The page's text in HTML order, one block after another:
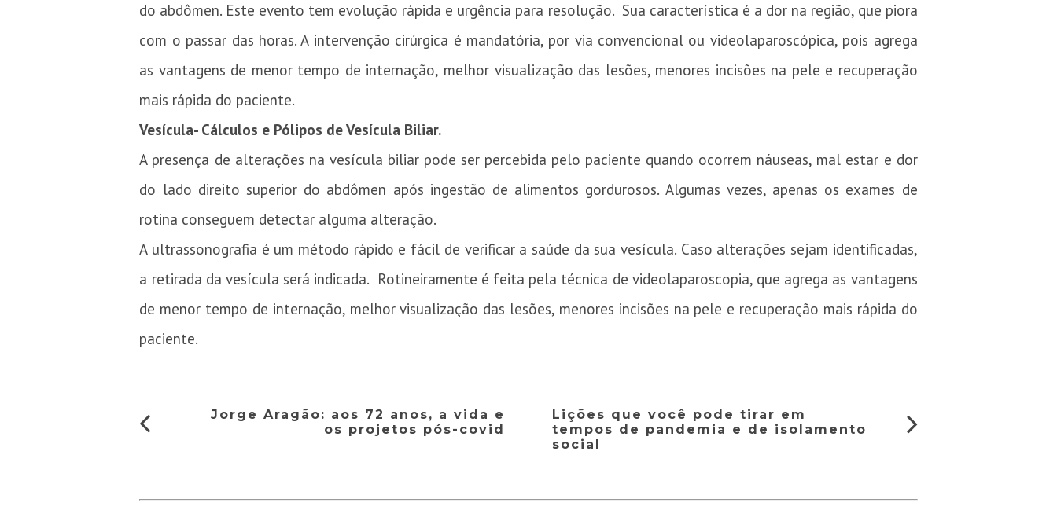
do abdômen. Este evento tem evolução rápida e urgência para resolução. Sua característica é a dor na região, que piora
com o passar das horas. A intervenção cirúrgica é mandatória, por via convencional ou videolaparoscópica, pois agrega
as vantagens de menor tempo de internação, melhor visualização das lesões, menores incisões na pele e recuperação
mais rápida do paciente.
Vesícula- Cálculos e Pólipos de Vesícula Biliar.
A presença de alterações na vesícula biliar pode ser percebida pelo paciente quando ocorrem náuseas, mal estar e dor
do lado direito superior do abdômen após ingestão de alimentos gordurosos. Algumas vezes, apenas os exames de
rotina conseguem detectar alguma alteração.
A ultrassonografia é um método rápido e fácil de verificar a saúde da sua vesícula. Caso alterações sejam identificadas,
a retirada da vesícula será indicada. Rotineiramente é feita pela técnica de videolaparoscopia, que agrega as vantagens
de menor tempo de internação, melhor visualização das lesões, menores incisões na pele e recuperação mais rápida do
paciente.
Jorge Aragão: aos 72 anos, a vida e
os projetos pós-covid
Lições que você pode tirar em
tempos de pandemia e de isolamento
social